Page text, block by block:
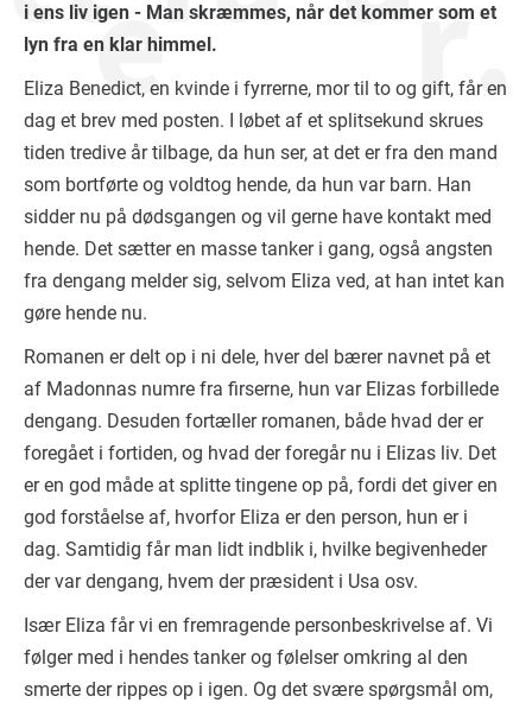
i ens liv igen - Man skræmmes, når det kommer som et
lyn fra en klar himmel.
Eliza Benedict, en kvinde i fyrrerne, mor til to og gift, får en
dag et brev med posten. I løbet af et splitsekund skrues
tiden tredive år tilbage, da hun ser, at det er fra den mand
som bortførte og voldtog hende, da hun var barn. Han
sidder nu på dødsgangen og vil gerne have kontakt med
hende. Det sætter en masse tanker i gang, også angsten
fra dengang melder sig, selvom Eliza ved, at han intet kan
gøre hende nu.
Romanen er delt op i ni dele, hver del bærer navnet på et
af Madonnas numre fra firserne, hun var Elizas forbillede
dengang. Desuden fortæller romanen, både hvad der er
foregået i fortiden, og hvad der foregår nu i Elizas liv. Det
er en god måde at splitte tingene op på, fordi det giver en
god forståelse af, hvorfor Eliza er den person, hun er i
dag. Samtidig får man lidt indblik i, hvilke begivenheder
der var dengang, hvem der præsident i Usa osv.
Især Eliza får vi en fremragende personbeskrivelse af. Vi
følger med i hendes tanker og følelser omkring al den
smerte der rippes op i igen. Og det svære spørgsmål om,